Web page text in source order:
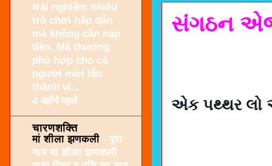
સંગઠન‌ એજ
એક પથ્થર લો
trải nghiệm nhiều
trò chơi hấp dẫn
mà không cần nạp
tiền. Mã thưởng
phù hợp cho cả
người mới lẫn
thành vi...
4 महीने पहले
चारणशक्ति
मां शीला झणकली - पूरा
नाम मां शीला झणकली